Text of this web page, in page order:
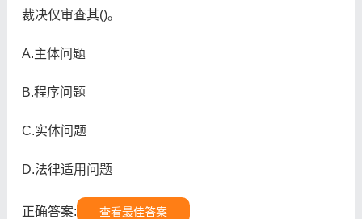
裁决仅审查其()。
A.主体问题
B.程序问题
C.实体问题
D.法律适用问题
正确答案: 查看最佳答案